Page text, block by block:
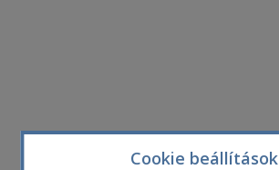
Cookie beállítások